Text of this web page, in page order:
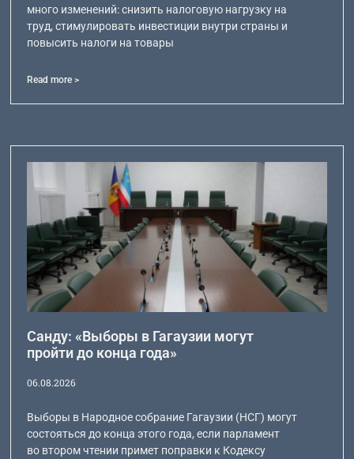
много изменений: снизить налоговую нагрузку на
труд, стимулировать инвестиции внутри страны и
повысить налоги на товары
Read more >
Санду: «Выборы в Гагаузии могут
пройти до конца года»
06.08.2026
Выборы в Народное собрание Гагаузии (НСГ) могут
состояться до конца этого года, если парламент
во втором чтении примет поправки к Кодексу